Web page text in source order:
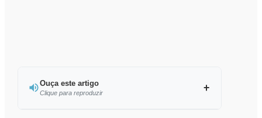
Ouça este artigo
Clique para reproduzir